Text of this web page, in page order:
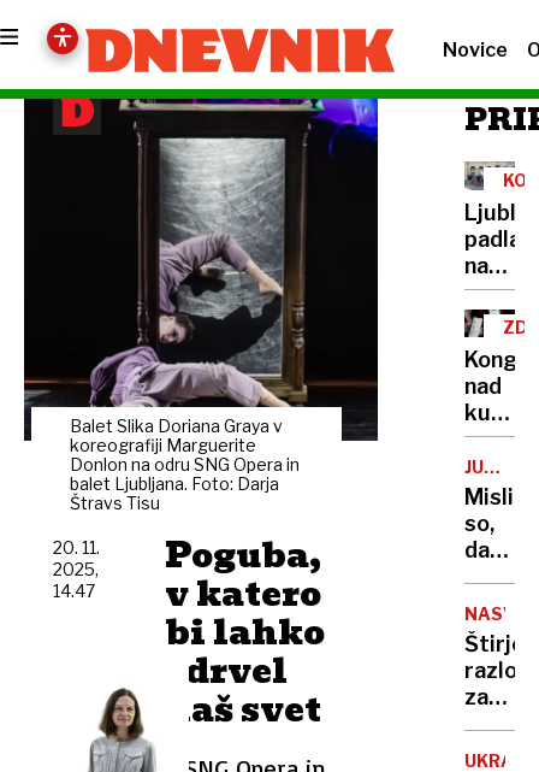
Novice
Balet Slika Doriana Graya v
koreografiji Marguerite
Donlon na odru SNG Opera in
balet Ljubljana. Foto: Darja
Štravs Tisu
Poguba,
v katero
bi lahko
zdrvel
naš svet
20. 11.
2025,
14.47
padla
na
mest
ZDA
nad
jajce
ki bi
od
JUŽNA
KOREJA
Mislili
so,
da
bodo
umrli:
krmar
med
službo
brskal
po
NASVET
Štirje
zakaj
je
banana